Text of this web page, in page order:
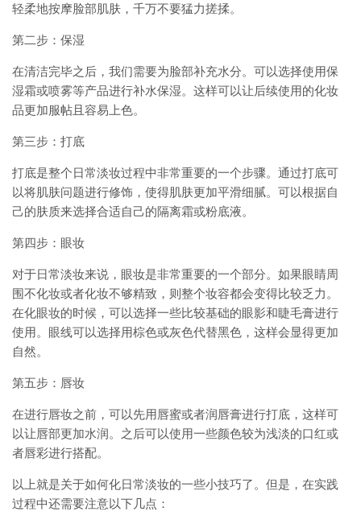
轻柔地按摩脸部肌肤，千万不要猛力搓揉。
第二步：保湿
在清洁完毕之后，我们需要为脸部补充水分。可以选择使用保
湿霜或喷雾等产品进行补水保湿。这样可以让后续使用的化妆
品更加服帖且容易上色。
第三步：打底
打底是整个日常淡妆过程中非常重要的一个步骤。通过打底可
以将肌肤问题进行修饰，使得肌肤更加平滑细腻。可以根据自
己的肤质来选择合适自己的隔离霜或粉底液。
第四步：眼妆
对于日常淡妆来说，眼妆是非常重要的一个部分。如果眼睛周
围不化妆或者化妆不够精致，则整个妆容都会变得比较乏力。
在化眼妆的时候，可以选择一些比较基础的眼影和睫毛膏进行
使用。眼线可以选择用棕色或灰色代替黑色，这样会显得更加
自然。
第五步：唇妆
在进行唇妆之前，可以先用唇蜜或者润唇膏进行打底，这样可
以让唇部更加水润。之后可以使用一些颜色较为浅淡的口红或
者唇彩进行搭配。
以上就是关于如何化日常淡妆的一些小技巧了。但是，在实践
过程中还需要注意以下几点：